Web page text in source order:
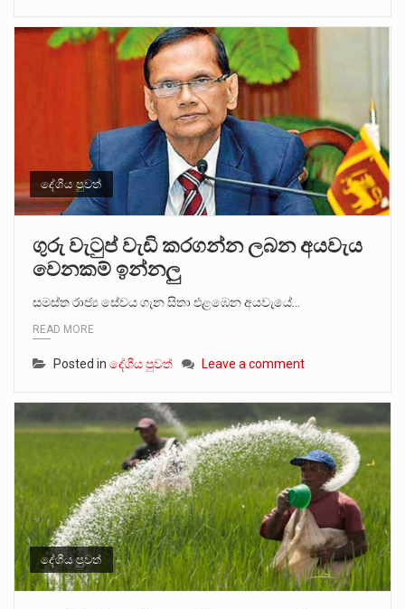
දේශීය පුවත්
ගුරු වැටුප් වැඩි කරගන්න ලබන අයවැය
වෙනකම් ඉන්නලු
සමස්ත රාජ්‍ය සේවය ගැන සිතා එළඹෙන අයවැයේ…
READ MORE
Posted in දේශීය පුවත් Leave a comment
දේශීය පුවත්